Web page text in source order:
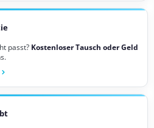
passt? Kostenloser Tausch oder Geld